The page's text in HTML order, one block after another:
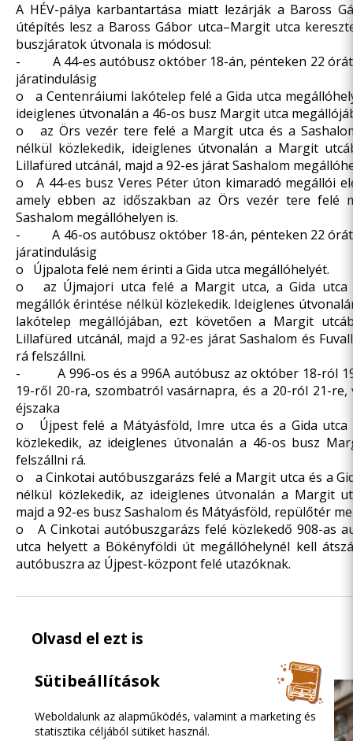
A HÉV-pálya karbantartása miatt lezárják a Baross
útépítés lesz a Baross Gábor utca–Margit utca
buszjáratok útvonala is módosul:
- A 44-es autóbusz október 18-án, pénteken 22
járatindulásig
o a Centenráiumi lakótelep felé a Gida utca
ideiglenes útvonalán a 46-os busz Margit utca
o az Örs vezér tere felé a Margit utca és a
nélkül közlekedik, ideiglenes útvonalán a Margit
Lillafüred utcánál, majd a 92-es járat Sashalom
o A 44-es busz Veres Péter úton kimaradó megállói
amely ebben az időszakban az Örs vezér tere felé
Sashalom megállóhelyen is.
- A 46-os autóbusz október 18-án, pénteken 22
járatindulásig
o Újpalota felé nem érinti a Gida utca megállóhelyét.
o az Újmajori utca felé a Margit utca, a Gida utca
megállók érintése nélkül közlekedik. Ideiglenes
lakótelep megállójában, ezt követően a Margit
Lillafüred utcánál, majd a 92-es járat Sashalom és
rá felszállni.
- A 996-os és a 996A autóbusz az október 18-ról
19-ről 20-ra, szombatról vasárnapra, és a 20-ról 21-
éjszaka
o Újpest felé a Mátyásföld, Imre utca és a Gida utca
közlekedik, az ideiglenes útvonalán a 46-os busz
felszállni rá.
o a Cinkotai autóbuszgarázs felé a Margit utca és a
nélkül közlekedik, az ideiglenes útvonalán a Margit
majd a 92-es busz Sashalom és Mátyásföld, repülőtér
o A Cinkotai autóbuszgarázs felé közlekedő 908-as
utca helyett a Bökényföldi út megállóhelynél kell
autóbuszra az Újpest-központ felé utazóknak.
Olvasd el ezt is
Sütibeállítások
Weboldalunk az alapműködés, valamint a marketing és
statisztika céljából sütiket használ.